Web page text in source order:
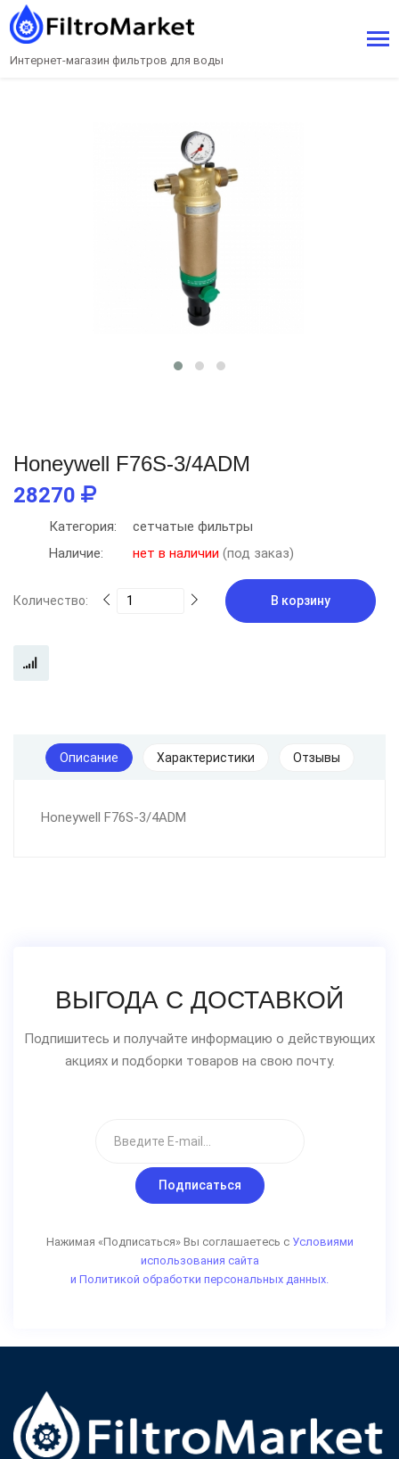
Интернет-магазин фильтров для воды
Honeywell F76S-3/4ADM
28270
Категория:
сетчатые фильтры
Наличие:
нет в наличии (под заказ)
Количество: В корзину
Описание Характеристики Отзывы
Honeywell F76S-3/4ADM
ВЫГОДА С ДОСТАВКОЙ
Подпишитесь и получайте информацию о действующих
акциях и подборки товаров на свою почту.
Подписаться
Нажимая «Подписаться» Вы соглашаетесь с Условиями
использования сайта
и Политикой обработки персональных данных.